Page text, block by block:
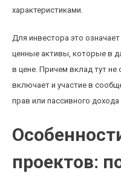
характеристиками.
Для инвестора это
ценные активы, которые в
в цене. Причем вклад тут не
включает и участие в
прав или пассивного
проектов: